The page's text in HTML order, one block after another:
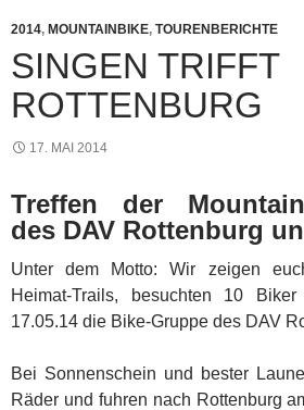
2014, MOUNTAINBIKE, TOURENBERICHTE
SINGEN TRIFFT
ROTTENBURG
17. MAI 2014
Treffen der
des DAV Rottenburg
Unter dem Motto: Wir zeigen
Heimat-Trails, besuchten 10
17.05.14 die Bike-Gruppe des DAV
Bei Sonnenschein und bester
Räder und fuhren nach Rottenburg